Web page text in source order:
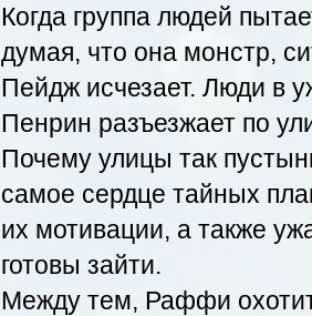
Когда группа людей
думая, что она монстр,
Пейдж исчезает. Люди в
Пенрин разъезжает по
Почему улицы так
самое сердце тайных
их мотивации, а также
готовы зайти.
Между тем, Раффи